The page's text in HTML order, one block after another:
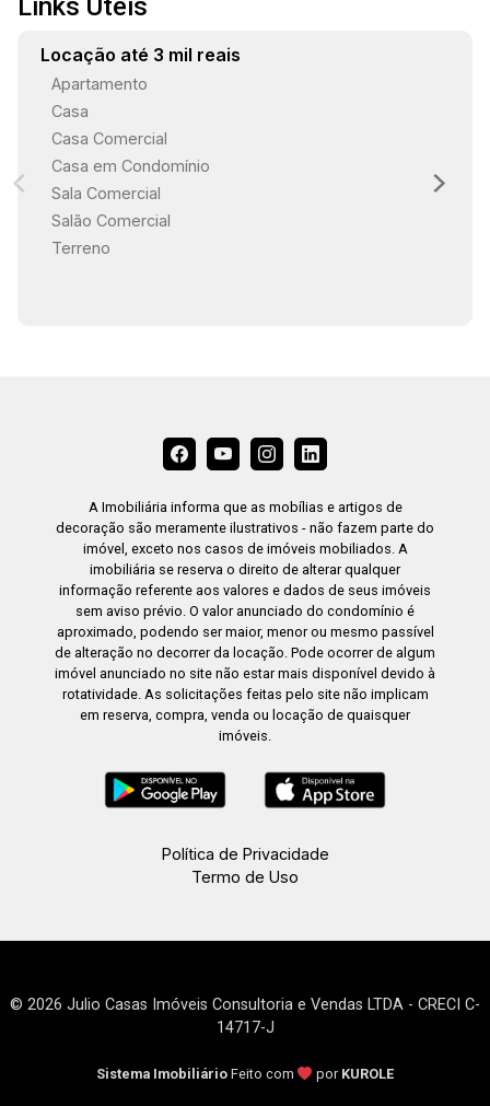
Locação até 3 mil reais
Apartamento
Casa
Casa Comercial
Casa em Condomínio
Sala Comercial
Salão Comercial
Terreno
A Imobiliária informa que as mobílias e artigos de
decoração são meramente ilustrativos - não fazem parte do
imóvel, exceto nos casos de imóveis mobiliados. A
imobiliária se reserva o direito de alterar qualquer
informação referente aos valores e dados de seus imóveis
sem aviso prévio. O valor anunciado do condomínio é
aproximado, podendo ser maior, menor ou mesmo passível
de alteração no decorrer da locação. Pode ocorrer de algum
imóvel anunciado no site não estar mais disponível devido à
rotatividade. As solicitações feitas pelo site não implicam
em reserva, compra, venda ou locação de quaisquer
imóveis.
Política de Privacidade
Termo de Uso
© 2026 Julio Casas Imóveis Consultoria e Vendas LTDA - CRECI C-
14717-J
Sistema Imobiliário Feito com por KUROLE